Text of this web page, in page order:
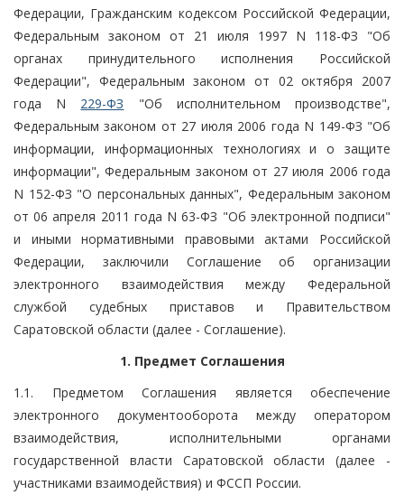
Федерации, Гражданским кодексом Российской Федерации,
Федеральным законом от 21 июля 1997 N 118-ФЗ "Об
органах принудительного исполнения Российской
Федерации", Федеральным законом от 02 октября 2007
года N 229-ФЗ "Об исполнительном производстве",
Федеральным законом от 27 июля 2006 года N 149-ФЗ "Об
информации, информационных технологиях и о защите
информации", Федеральным законом от 27 июля 2006 года
N 152-ФЗ "О персональных данных", Федеральным законом
от 06 апреля 2011 года N 63-ФЗ "Об электронной подписи"
и иными нормативными правовыми актами Российской
Федерации, заключили Соглашение об организации
электронного взаимодействия между Федеральной
службой судебных приставов и Правительством
Саратовской области (далее - Соглашение).
1. Предмет Соглашения
1.1. Предметом Соглашения является обеспечение
электронного документооборота между оператором
взаимодействия, исполнительными органами
государственной власти Саратовской области (далее -
участниками взаимодействия) и ФССП России.